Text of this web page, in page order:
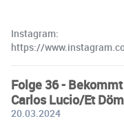
Instagram:
https://
Folge 36 -
Carlos Lucio/Et
20.03.2024